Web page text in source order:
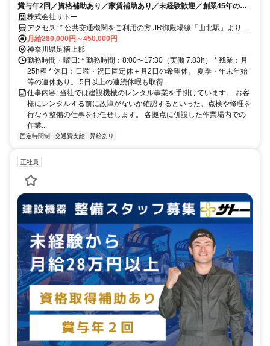
賞与年2回／資格補助あり／家賃補助あり／未経験歓迎／創業45年の信
頼と実績
株式会社サトー
アクセス: * 公共交通機関をご利用の方 JR御殿場線「山北駅」より徒
歩約10分。 駅チカなので、電車通勤のスタッフも在籍しています。 *
車・バイク・自転車通勤をご利用の方 マイカー通勤OK（無料駐車場
完備） 国道246号線からのアクセスも良く、山北町内はもちろん、小
田原市、南足柄市、秦野市、静岡県小山町などから通勤しているメン
バーも多いです。 渋滞ストレスの少ないルートで快適に通勤できま
す。
月給280,000円～450,000円
神奈川県足柄上郡
勤務時間・曜日: * 勤務時間：8:00〜17:30（実働 7.83h） * 残業：月
25h程 * 休日：日曜・祝日固定休＋月2日の希望休。 夏季・年末年始
等の連休あり。 5日以上の連続休暇も取得...
仕事内容: 当社では建設機械のレンタル事業を手掛けています。 お客
様にレンタルする前に故障がないか確認するといった、点検や修理を
行なう整備の仕事をお任せします。 各拠点に併設した作業場内での
作業...
固定時間制 交通費支給 昇給あり
正社員